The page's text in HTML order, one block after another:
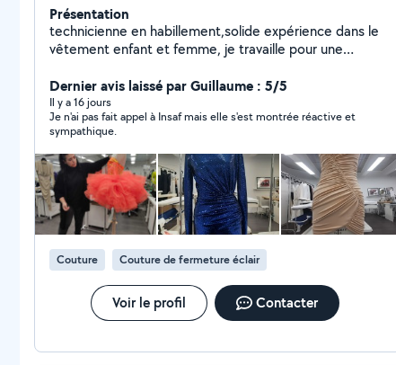
Présentation
technicienne en habillement,solide expérience dans le
vêtement enfant et femme, je travaille pour une
services de retouche et couture de tout type de
produit:changement de zip,rideaux,ourlet Djean etc.
Dernier avis laissé par Guillaume : 5/5
Il y a 16 jours
Je n'ai pas fait appel à Insaf mais elle s'est montrée réactive et
sympathique.
Couture Couture de fermeture éclair
Voir le profil Contacter